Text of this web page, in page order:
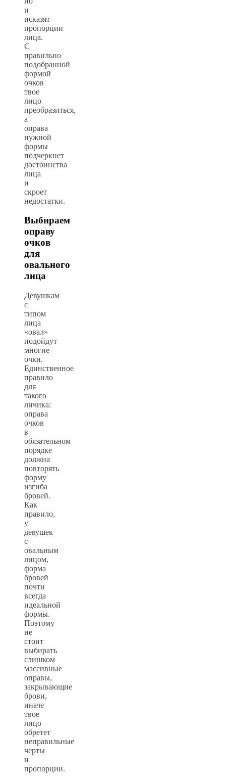
и
исказят
пропорции
лица.
С
правильно
подобранной
формой
очков
твое
лицо
преобразиться,
а
оправа
нужной
формы
подчеркнет
достоинства
лица
и
скроет
недостатки.
Выбираем
оправу
очков
для
овального
лица
Девушкам
с
типом
лица
«овал»
подойдут
многие
очки.
Единственное
правило
для
такого
личика:
оправа
очков
в
обязательном
порядке
должна
повторять
форму
изгиба
бровей.
Как
правило,
у
девушек
с
овальным
лицом,
форма
бровей
почти
всегда
идеальной
формы.
Поэтому
не
стоит
выбирать
слишком
массивные
оправы,
закрывающие
брови,
иначе
твое
лицо
обретет
неправильные
черты
и
пропорции.